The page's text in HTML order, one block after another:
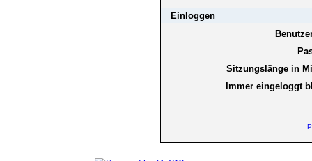
Einloggen
Sitzungslänge in
Immer eingeloggt